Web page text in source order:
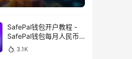
SafePal钱包开户教程 -
SafePal钱包每月人民币
消费前666U享受汇损补
贴
3.1K